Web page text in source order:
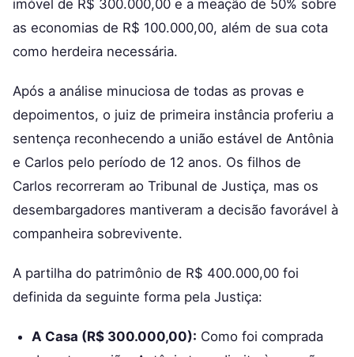
imóvel de R$ 300.000,00 e a meação de 50% sobre
as economias de R$ 100.000,00, além de sua cota
como herdeira necessária.
Após a análise minuciosa de todas as provas e
depoimentos, o juiz de primeira instância proferiu a
sentença reconhecendo a união estável de Antônia
e Carlos pelo período de 12 anos. Os filhos de
Carlos recorreram ao Tribunal de Justiça, mas os
desembargadores mantiveram a decisão favorável à
companheira sobrevivente.
A partilha do patrimônio de R$ 400.000,00 foi
definida da seguinte forma pela Justiça:
A Casa (R$ 300.000,00): Como foi comprada